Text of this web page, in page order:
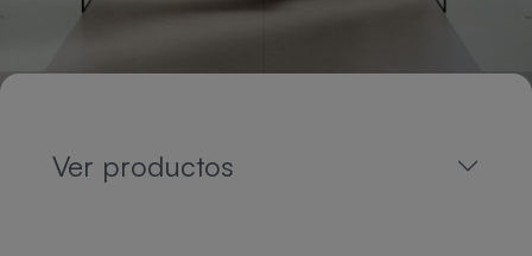
Ver productos